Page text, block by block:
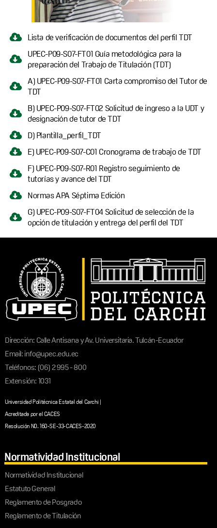
Lista de verificación de documentos del perfil TDT
UPEC-P09-S07-FT01 Guía metodológica para la
preparación del Trabajo de Titulación (TDT)
A) UPEC-P09-S07-FT01 Carta compromiso del Tutor de
TDT
B) UPEC-P09-S07-FT02 Solicitud de ingreso a la UDT y
designación de tutor de TDT
D) Plantilla_perfil_TDT
E) UPEC-P09-S07-C01 Cronograma de trabajo de TDT
F) UPEC-P09-S07-R01 Registro seguimiento de
tutorías y avance del TDT
Normas APA Séptima Edición
G) UPEC-P09-S07-FT04 Solicitud de selección de la
opción de titulación y entrega del perfil del TDT
Dirección: Calle Antisana y Av. Universitaria. Tulcán-Ecuador
Email: info@upec.edu.ec
Teléfonos: (06) 2 995 - 800
Extensión: 1031
Universidad Politécnica Estatal del Carchi |
Acreditada por el CACES
Resolución N0. 160-SE-33-CACES-2020
Normatividad Institucional
Normatividad Institucional
Estatuto General
Reglamento de Posgrado
Reglamento de Titulación